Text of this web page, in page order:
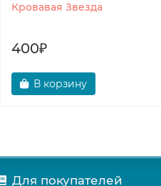
Кровавая Звезда
400₽
В корзину
Для покупателей